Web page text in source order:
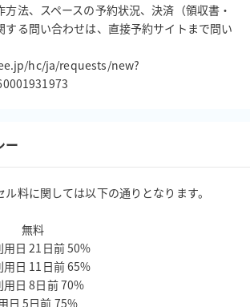
方法、スペースの予約状況、決済（領収書・
する問い合わせは、直接予約サイトまで問い
hc/ja/requests/new?
ー
料に関しては以下の通りとなります。
無料
日 21日前 50%
日 11日前 65%
日 8日前 70%
日 5日前 75%